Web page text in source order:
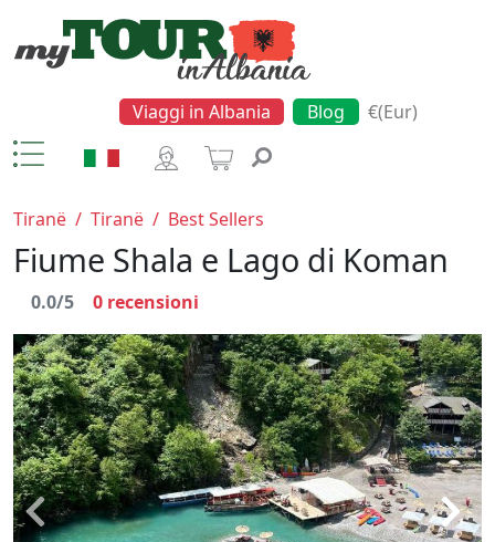
Viaggi in Albania Blog €(Eur)
Tiranë / Tiranë / Best Sellers
Fiume Shala e Lago di Koman
0.0/5 0 recensioni